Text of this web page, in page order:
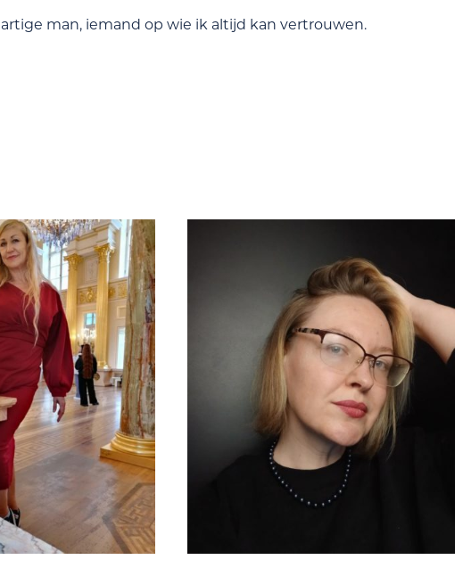
man, iemand op wie ik altijd kan vertrouwen.